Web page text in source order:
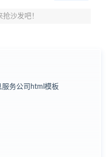
沙发吧！
服务公司html模板